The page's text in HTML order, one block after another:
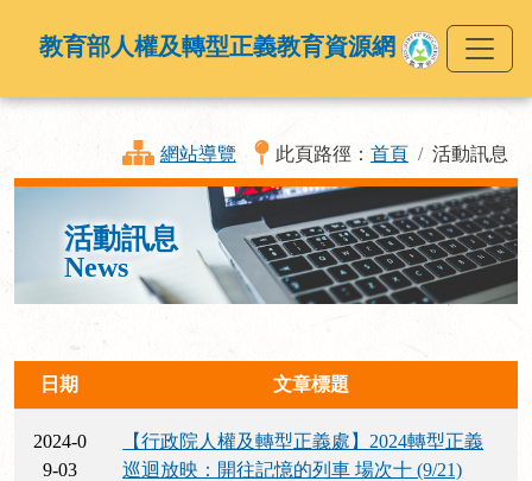
教育部人權及轉型正義教育資源網
網站導覽 此頁路徑： 首頁 活動訊息
活動訊息
News
日期 文章標題
2024-0
9-03
【行政院人權及轉型正義處】2024轉型正義
巡迴放映：開往記憶的列車 場次十 (9/21)